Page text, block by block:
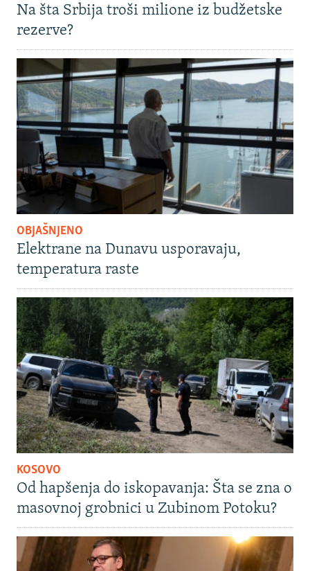
Na šta Srbija troši milione iz budžetske
rezerve?
OBJAŠNJENO
Elektrane na Dunavu usporavaju,
temperatura raste
KOSOVO
Od hapšenja do iskopavanja: Šta se zna o
masovnoj grobnici u Zubinom Potoku?